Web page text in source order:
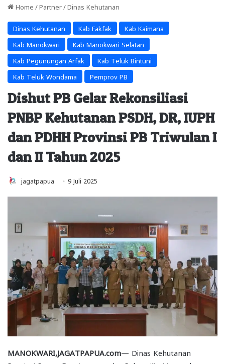
Home / Partner / Dinas Kehutanan
Dinas Kehutanan Kab Fakfak Kab Kaimana
Kab Manokwari Kab Manokwari Selatan
Kab Pegunungan Arfak Kab Teluk Bintuni
Kab Teluk Wondama Pemprov PB
Dishut PB Gelar Rekonsiliasi
PNBP Kehutanan PSDH, DR, IUPH
dan PDHH Provinsi PB Triwulan I
dan II Tahun 2025
jagatpapua 9 Juli 2025
MANOKWARI,JAGATPAPUA.com— Dinas Kehutanan